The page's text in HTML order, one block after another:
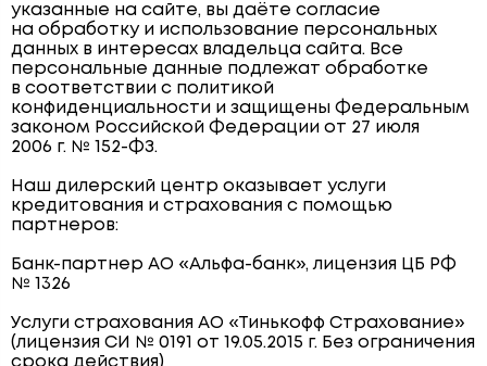
указанные на сайте, вы даёте согласие
на обработку и использование персональных
данных в интересах владельца сайта. Все
персональные данные подлежат обработке
в соответствии с политикой
конфиденциальности и защищены Федеральным
законом Российской Федерации от 27 июля
2006 г. № 152-ФЗ.
Наш дилерский центр оказывает услуги
кредитования и страхования с помощью
партнеров:
Банк-партнер АО «Альфа-банк», лицензия ЦБ РФ
№ 1326
Услуги страхования АО «Тинькофф Страхование»
(лицензия СИ № 0191 от 19.05.2015 г. Без ограничения
срока действия)